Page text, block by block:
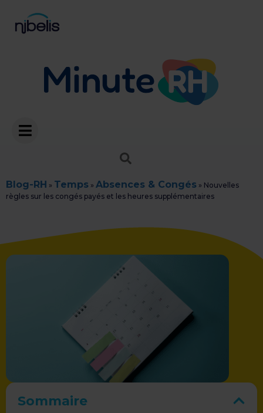
Blog-RH » Temps » Absences & Congés » Nouvelles
règles sur les congés payés et les heures supplémentaires
Sommaire